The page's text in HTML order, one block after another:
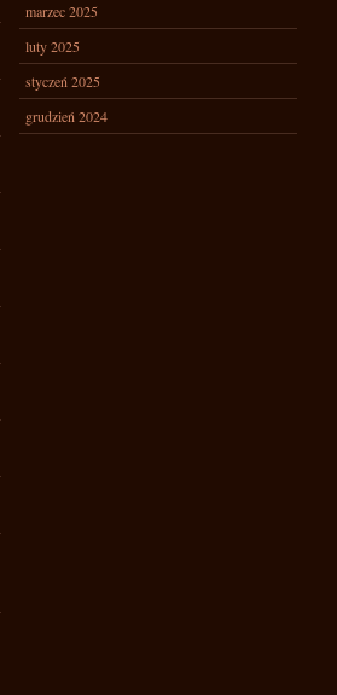
marzec 2025
luty 2025
styczeń 2025
grudzień 2024